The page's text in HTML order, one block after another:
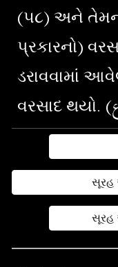
(૫૮) અને
પ્રકારનો)
ડરાવવામાં